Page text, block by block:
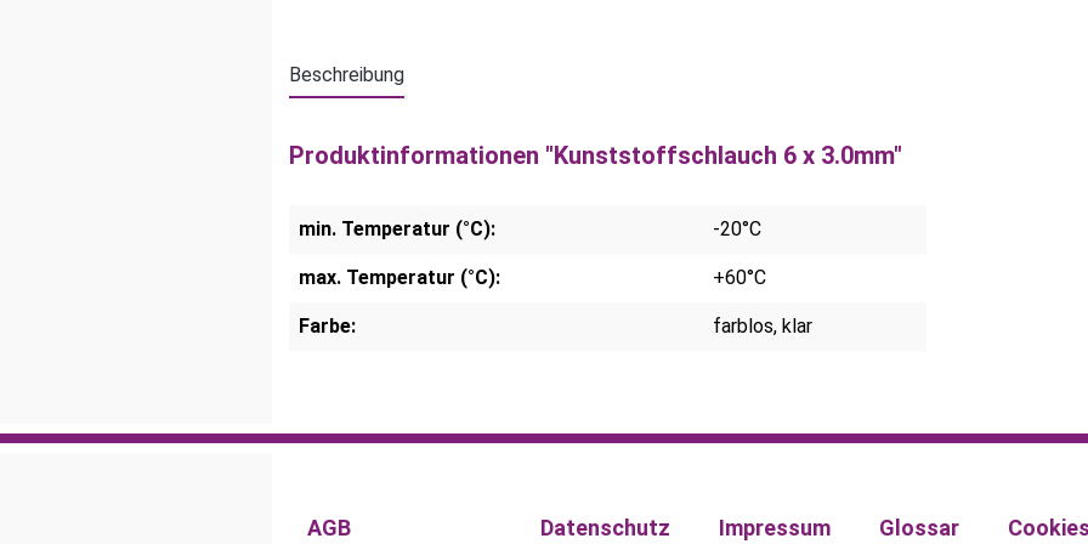
Beschreibung
Produktinformationen "Kunststoffschlauch 6 x 3.0mm"
min. Temperatur (°C): -20°C
max. Temperatur (°C): +60°C
Farbe: farblos, klar
AGB Datenschutz Impressum Glossar